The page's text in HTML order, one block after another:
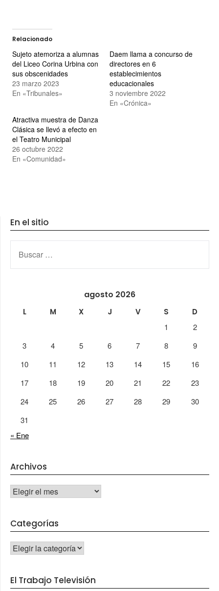
Relacionado
Sujeto atemoriza a alumnas
del Liceo Corina Urbina con
sus obscenidades
23 marzo 2023
En «Tribunales»
Daem llama a concurso de
directores en 6
establecimientos
educacionales
3 noviembre 2022
En «Crónica»
Atractiva muestra de Danza
Clásica se llevó a efecto en
el Teatro Municipal
26 octubre 2022
En «Comunidad»
En el sitio
agosto 2026
L M X J V S
D
1
2
3
4 5 6 7 8
9
10
11 12 13 14 15
16
17
18 19 20 21 22
23
24
25 26 27 28 29
30
31
« Ene
Archivos
Archivos
Categorías
CATEGORÍAS
El Trabajo Televisión